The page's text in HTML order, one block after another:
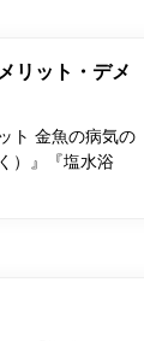
リット・デメ
ト 金魚の病気の
）』『塩水浴